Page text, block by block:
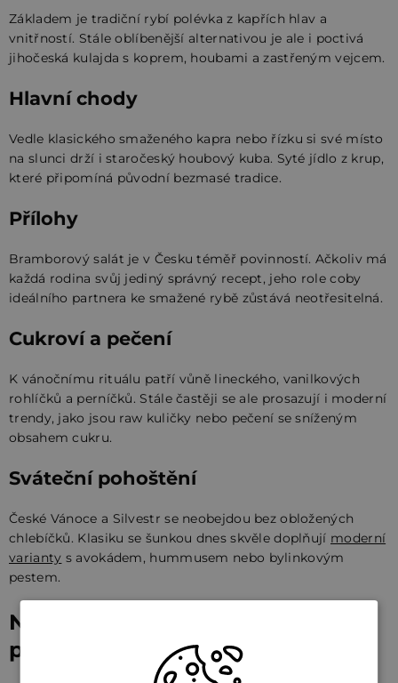
Základem je tradiční rybí polévka z kapřích hlav a
vnitřností. Stále oblíbenější alternativou je ale i poctivá
jihočeská kulajda s koprem, houbami a zastřeným vejcem.
Hlavní chody
Vedle klasického smaženého kapra nebo řízku si své místo
na slunci drží i staročeský houbový kuba. Syté jídlo z krup,
které připomíná původní bezmasé tradice.
Přílohy
Bramborový salát je v Česku téměř povinností. Ačkoliv má
každá rodina svůj jediný správný recept, jeho role coby
ideálního partnera ke smažené rybě zůstává neotřesitelná.
Cukroví a pečení
K vánočnímu rituálu patří vůně lineckého, vanilkových
rohlíčků a perníčků. Stále častěji se ale prosazují i moderní
trendy, jako jsou raw kuličky nebo pečení se sníženým
obsahem cukru.
Sváteční pohoštění
České Vánoce a Silvestr se neobejdou bez obložených
chlebíčků. Klasiku se šunkou dnes skvěle doplňují moderní
varianty s avokádem, hummusem nebo bylinkovým
pestem.
Naše oblíbené vánoční recepty
pro váš sváteční stůl